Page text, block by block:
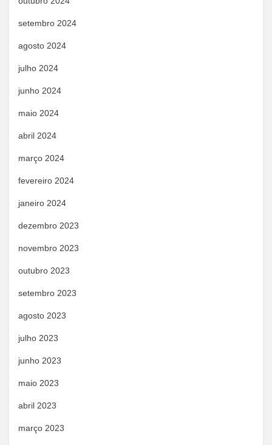
setembro 2024
agosto 2024
julho 2024
junho 2024
maio 2024
abril 2024
março 2024
fevereiro 2024
janeiro 2024
dezembro 2023
novembro 2023
outubro 2023
setembro 2023
agosto 2023
julho 2023
junho 2023
maio 2023
abril 2023
março 2023